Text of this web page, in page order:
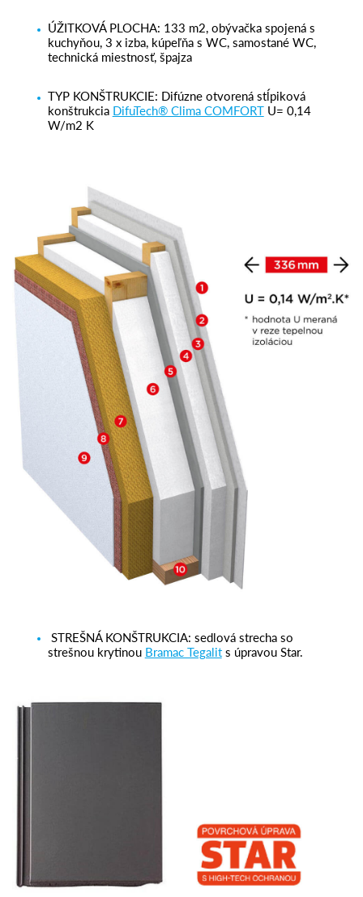
ÚŽITKOVÁ PLOCHA: 133 m2, obývačka spojená s
kuchyňou, 3 x izba, kúpeľňa s WC, samostané WC,
technická miestnosť, špajza
TYP KONŠTRUKCIE: Difúzne otvorená stĺpiková
konštrukcia DifuTech® Clima COMFORTU= 0,14
W/m2 K
STREŠNÁ KONŠTRUKCIA: sedlová strecha so
strešnou krytinou Bramac Tegalits úpravou Star.